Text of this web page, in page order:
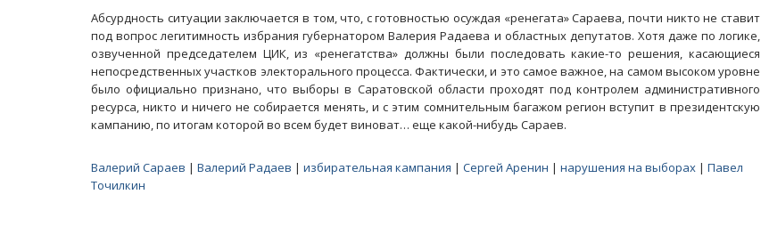
Абсурдность ситуации заключается в том, что, с готовностью осуждая «ренегата» Сараева, почти никто не ставит
под вопрос легитимность избрания губернатором Валерия Радаева и областных депутатов. Хотя даже по логике,
озвученной председателем ЦИК, из «ренегатства» должны были последовать какие-то решения, касающиеся
непосредственных участков электорального процесса. Фактически, и это самое важное, на самом высоком уровне
было официально признано, что выборы в Саратовской области проходят под контролем административного
ресурса, никто и ничего не собирается менять, и с этим сомнительным багажом регион вступит в президентскую
кампанию, по итогам которой во всем будет виноват… еще какой-нибудь Сараев.
Валерий Сараев | Валерий Радаев | избирательная кампания | Сергей Аренин | нарушения на выборах | Павел
Точилкин